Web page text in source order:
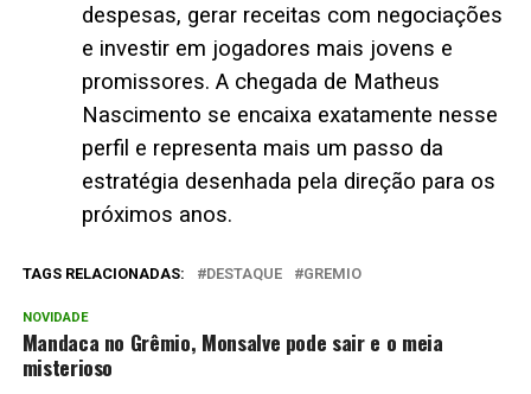
despesas, gerar receitas com negociações
e investir em jogadores mais jovens e
promissores. A chegada de Matheus
Nascimento se encaixa exatamente nesse
perfil e representa mais um passo da
estratégia desenhada pela direção para os
próximos anos.
TAGS RELACIONADAS: DESTAQUE GREMIO
NOVIDADE
Mandaca no Grêmio, Monsalve pode sair e o meia
misterioso